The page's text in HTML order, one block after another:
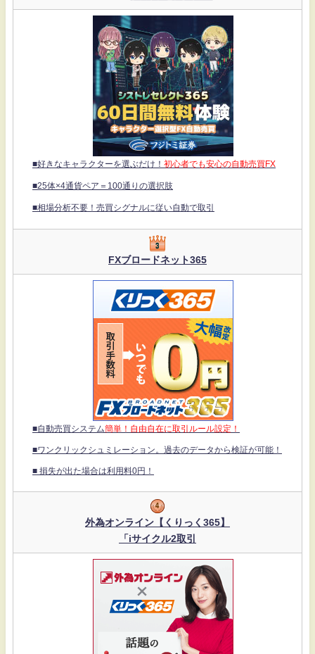
■好きなキャラクターを選ぶだけ！ 初心者でも安心の自動売買FX
■25体×4通貨ペア＝100通りの選択肢
■相場分析不要！売買シグナルに従い自動で取引
FXブロードネット365
■自動売買システム簡単！自由自在に取引ルール設定！
■ワンクリックシュミレーション。過去のデータから検証が可能！
■ 損失が出た場合は利用料0円！
外為オンライン【くりっく365】
「iサイクル2取引